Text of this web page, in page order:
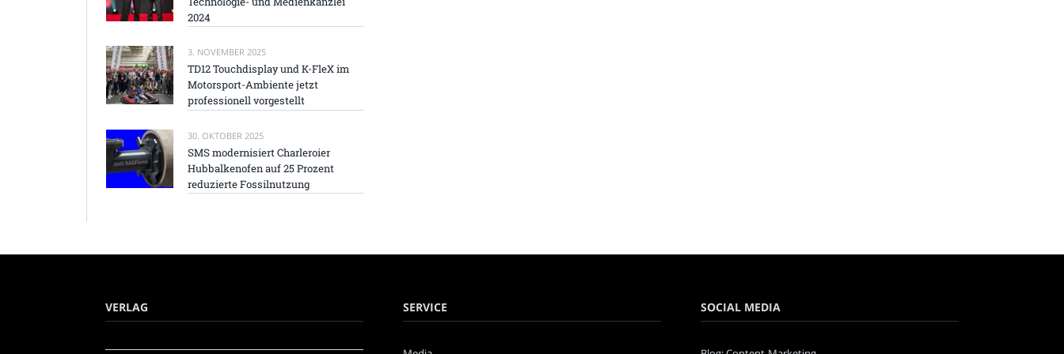
2024
3. NOVEMBER 2025
TD12 Touchdisplay und K-FleX im
Motorsport-Ambiente jetzt
professionell vorgestellt
30. OKTOBER 2025
SMS modernisiert Charleroier
Hubbalkenofen auf 25 Prozent
reduzierte Fossilnutzung
VERLAG SERVICE SOCIAL MEDIA